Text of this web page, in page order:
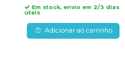
Em stock, envio em 2/3 dias
úteis
Adicionar ao carrinho